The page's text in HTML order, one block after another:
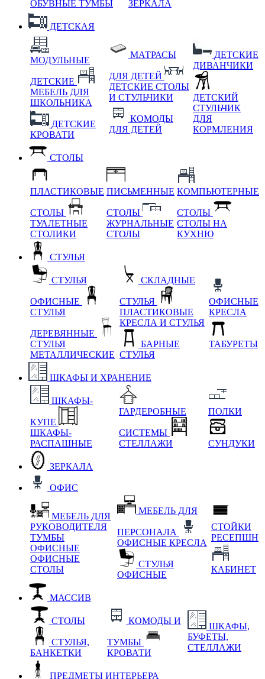
ОБУВНЫЕ ТУМБЫ
ЗЕРКАЛА
ДЕТСКАЯ
МОДУЛЬНЫЕ
ДЕТСКИЕ
МЕБЕЛЬ ДЛЯ
ШКОЛЬНИКА
ДЕТСКИЕ
КРОВАТИ
МАТРАСЫ
ДЛЯ ДЕТЕЙ
ДЕТСКИЕ СТОЛЫ
И СТУЛЬЧИКИ
КОМОДЫ
ДЛЯ ДЕТЕЙ
ДЕТСКИЕ
ДИВАНЧИКИ
ДЕТСКИЙ
СТУЛЬЧИК
ДЛЯ
КОРМЛЕНИЯ
СТОЛЫ
ПЛАСТИКОВЫЕ
СТОЛЫ
ТУАЛЕТНЫЕ
СТОЛИКИ
ПИСЬМЕННЫЕ
СТОЛЫ
ЖУРНАЛЬНЫЕ
СТОЛЫ
КОМПЬЮТЕРНЫЕ
СТОЛЫ
СТОЛЫ НА
КУХНЮ
СТУЛЬЯ
СТУЛЬЯ
ОФИСНЫЕ
СТУЛЬЯ
ДЕРЕВЯННЫЕ
СТУЛЬЯ
МЕТАЛЛИЧЕСКИЕ
СКЛАДНЫЕ
СТУЛЬЯ
ПЛАСТИКОВЫЕ
КРЕСЛА И СТУЛЬЯ
БАРНЫЕ
СТУЛЬЯ
ОФИСНЫЕ
КРЕСЛА
ТАБУРЕТЫ
ШКАФЫ И ХРАНЕНИЕ
ШКАФЫ-
КУПЕ
ШКАФЫ-
РАСПАШНЫЕ
ГАРДЕРОБНЫЕ
СИСТЕМЫ
СТЕЛЛАЖИ
ПОЛКИ
СУНДУКИ
ЗЕРКАЛА
ОФИС
МЕБЕЛЬ ДЛЯ
РУКОВОДИТЕЛЯ
ТУМБЫ
ОФИСНЫЕ
ОФИСНЫЕ
СТОЛЫ
МЕБЕЛЬ ДЛЯ
ПЕРСОНАЛА
ОФИСНЫЕ КРЕСЛА
СТУЛЬЯ
ОФИСНЫЕ
СТОЙКИ
РЕСЕПШН
КАБИНЕТ
МАССИВ
СТОЛЫ
СТУЛЬЯ,
БАНКЕТКИ
КОМОДЫ И
ТУМБЫ
КРОВАТИ
ШКАФЫ,
БУФЕТЫ,
СТЕЛЛАЖИ
ПРЕДМЕТЫ ИНТЕРЬЕРА